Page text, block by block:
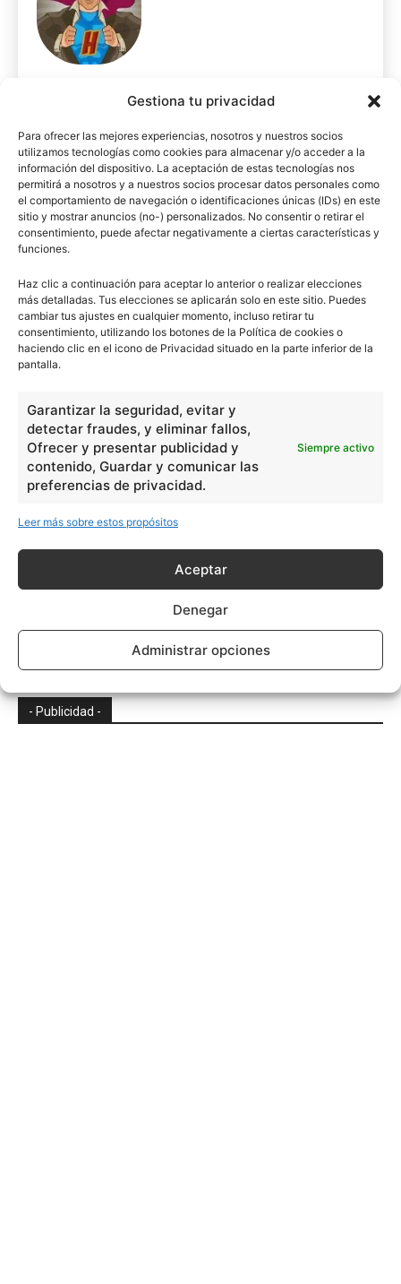
Gestiona tu privacidad
Para ofrecer las mejores experiencias, nosotros y nuestros socios
utilizamos tecnologías como cookies para almacenar y/o acceder a la
información del dispositivo. La aceptación de estas tecnologías nos
permitirá a nosotros y a nuestros socios procesar datos personales como
el comportamiento de navegación o identificaciones únicas (IDs) en este
sitio y mostrar anuncios (no-) personalizados. No consentir o retirar el
consentimiento, puede afectar negativamente a ciertas características y
funciones.
Haz clic a continuación para aceptar lo anterior o realizar elecciones
más detalladas. Tus elecciones se aplicarán solo en este sitio. Puedes
cambiar tus ajustes en cualquier momento, incluso retirar tu
consentimiento, utilizando los botones de la Política de cookies o
haciendo clic en el icono de Privacidad situado en la parte inferior de la
pantalla.
Garantizar la seguridad, evitar y
detectar fraudes, y eliminar fallos,
Ofrecer y presentar publicidad y
contenido, Guardar y comunicar las
preferencias de privacidad.
Siempre activo
Leer más sobre estos propósitos
Aceptar
Denegar
Administrar opciones
Artículo anterior
Renacimiento (Resumen)
Artículo siguiente
El Renacimiento científico
ARTÍCULOS RELACIONADOS
Vincent Van Gogh y su arte pos-
Visigodos en la Península Ibérica
- Publicidad -